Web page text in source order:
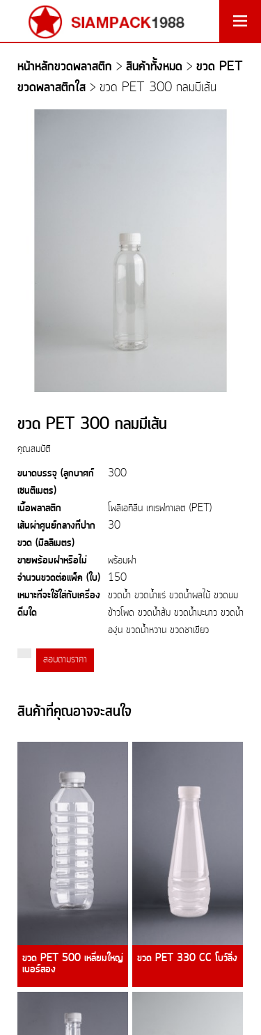
หน้าหลักขวดพลาสติก > สินค้าทั้งหมด > ขวด PET
ขวดพลาสติกใส > ขวด PET 300 กลมมีเส้น
ขวด PET 300 กลมมีเส้น
คุณสมบัติ
ขนาดบรรจุ (ลูกบาศก์
เซนติเมตร)
300
เนื้อพลาสติก โพลิเอทิลีน เทเรฟทาเลต (PET)
เส้นผ่าศูนย์กลางที่ปาก
ขวด (มิลลิเมตร)
30
ขายพร้อมฝาหรือไม่ พร้อมฝา
จำนวนขวดต่อแพ็ค (ใบ) 150
เหมาะที่จะใช้ใส่กับเครื่อง
ดื่มใด
ขวดน้ำ ขวดน้ำแร่ ขวดน้ำผลไม้ ขวดนม
ข้าวโพด ขวดน้ำส้ม ขวดน้ำมะนาว ขวดน้ำ
องุ่น ขวดน้ำหวาน ขวดชาเขียว
สอบถามราคา
สินค้าที่คุณอาจจะสนใจ
ขวด PET 500 เหลี่ยมใหญ่
เบอร์สอง
ขวด PET 330 CC โบว์ลิ่ง